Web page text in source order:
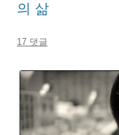
의 삶
17 댓글